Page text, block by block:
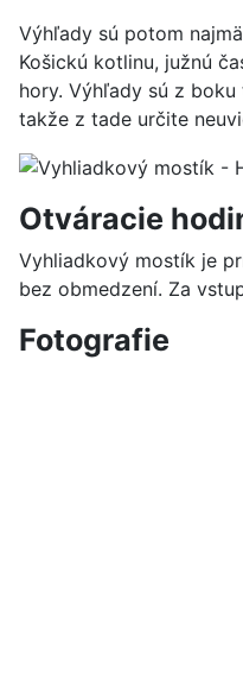
Výhľady sú potom
Košickú kotlinu, južnú
hory. Výhľady sú z
takže z tade určite
Otváracie
Vyhliadkový mostík je
bez obmedzení. Za
Fotografie